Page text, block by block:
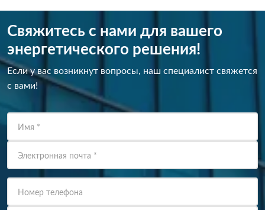
Свяжитесь с нами для вашего
энергетического решения!
Если у вас возникнут вопросы, наш специалист свяжется
с вами!
Имя *
Электронная почта *
Номер телефона